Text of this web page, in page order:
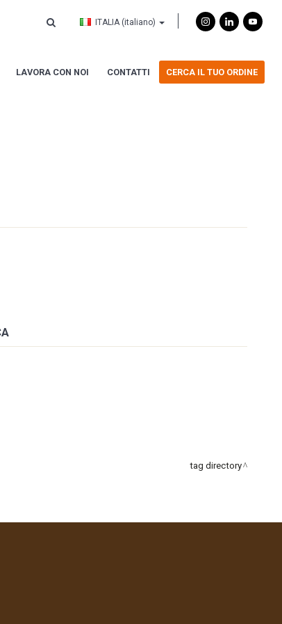
ITALIA (italiano)
LAVORA CON NOI CONTATTI CERCA IL TUO ORDINE
tag directory